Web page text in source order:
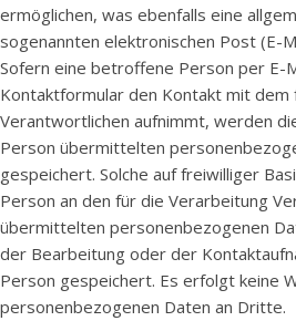
ermöglichen, was ebenfalls eine
sogenannten elektronischen Post (E-
Sofern eine betroffene Person per E-
Kontaktformular den Kontakt mit
Verantwortlichen aufnimmt, werden
Person übermittelten
gespeichert. Solche auf freiwilliger
Person an den für die Verarbeitung
übermittelten personenbezogenen
der Bearbeitung oder der
Person gespeichert. Es erfolgt keine
personenbezogenen Daten an Dritte.